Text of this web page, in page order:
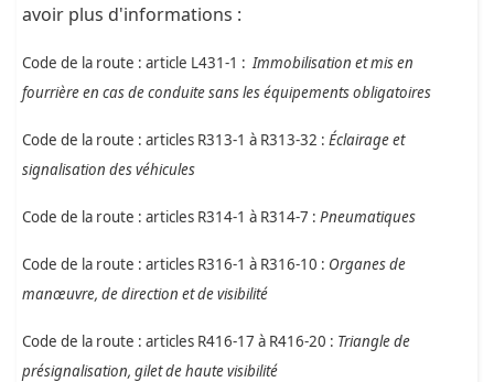
avoir plus d'informations :
Code de la route : article L431-1 :Immobilisation et mis en
fourrière en cas de conduite sans les équipements obligatoires
Code de la route : articles R313-1 à R313-32 : Éclairage et
signalisation des véhicules
Code de la route : articles R314-1 à R314-7 : Pneumatiques
Code de la route : articles R316-1 à R316-10 : Organes de
manœuvre, de direction et de visibilité
Code de la route : articles R416-17 à R416-20 : Triangle de
présignalisation, gilet de haute visibilité